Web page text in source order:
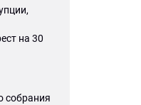
на 30
собрания